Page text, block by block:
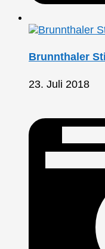
Brunnthaler
23. Juli 2018